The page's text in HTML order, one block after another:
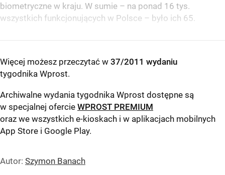
biometryczne w kraju. W sumie – na ponad 16 tys.
wszystkich funkcjonujących w Polsce – było ich 65.
Więcej możesz przeczytać w 37/2011 wydaniu
tygodnika Wprost.
Archiwalne wydania tygodnika Wprost dostępne są
w specjalnej ofercie WPROST PREMIUM
oraz we wszystkich e-kioskach i w aplikacjach mobilnych
App Store i Google Play.
Autor: Szymon Banach